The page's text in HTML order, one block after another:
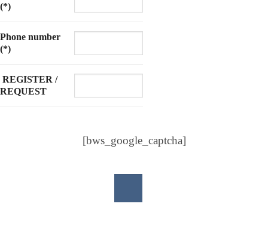
(*)
Phone number
(*)
REGISTER /
REQUEST
[bws_google_captcha]